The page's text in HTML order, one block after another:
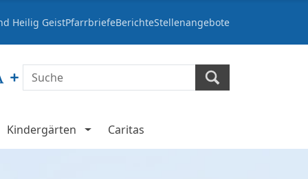
Heilig GeistPfarrbriefeBerichteStellenangebote
Kindergärten Caritas